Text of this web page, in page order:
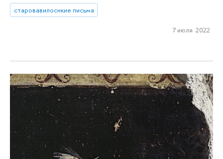
старовавилоснкие письма
7 июля 2022